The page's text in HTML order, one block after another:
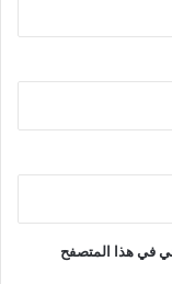
في هذا المتصفح